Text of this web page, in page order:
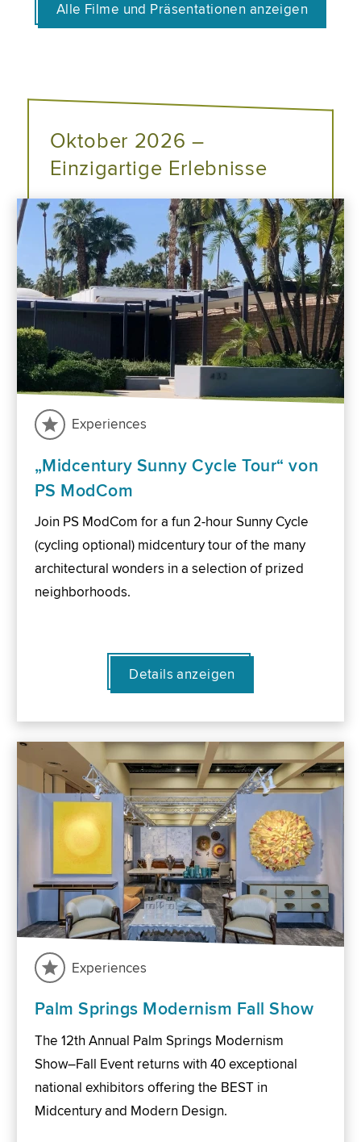
Alle Filme und Präsentationen anzeigen
Oktober 2026 –
Einzigartige Erlebnisse
Experiences
„Midcentury Sunny Cycle Tour“ von
PS ModCom
Join PS ModCom for a fun 2-hour Sunny Cycle
(cycling optional) midcentury tour of the many
architectural wonders in a selection of prized
neighborhoods.
Details anzeigen
Experiences
Palm Springs Modernism Fall Show
The 12th Annual Palm Springs Modernism
Show–Fall Event returns with 40 exceptional
national exhibitors offering the BEST in
Midcentury and Modern Design.